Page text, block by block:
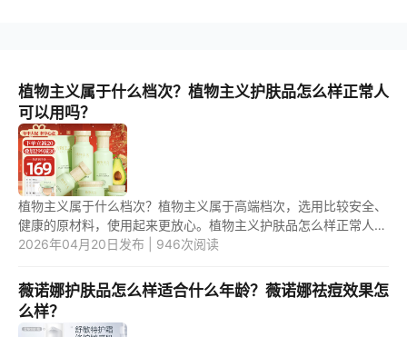
植物主义属于什么档次？植物主义护肤品怎么样正常人
可以用吗？
植物主义属于什么档次？植物主义属于高端档次，选用比较安全、
健康的原材料，使用起来更放心。植物主义护肤品怎么样正常人可
以用吗？植物主义护肤品比较好用，正常人可以放心使用的。 1.植
2026年04月20日发布 | 946次阅读
薇诺娜护肤品怎么样适合什么年龄？薇诺娜祛痘效果怎
么样？